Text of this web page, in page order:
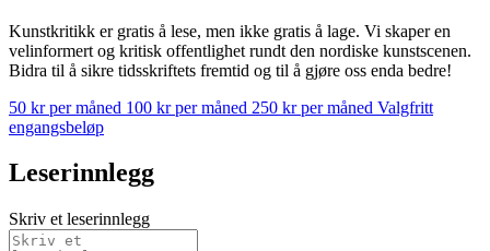
Kunstkritikk er gratis å lese, men ikke gratis å lage. Vi skaper en
velinformert og kritisk offentlighet rundt den nordiske kunstscenen.
Bidra til å sikre tidsskriftets fremtid og til å gjøre oss enda bedre!
50 kr per måned 100 kr per måned 250 kr per måned Valgfritt
engangsbeløp
Leserinnlegg
Skriv et leserinnlegg